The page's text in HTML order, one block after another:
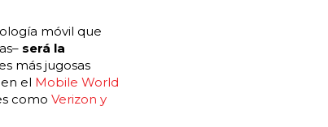
móvil que
será la
más jugosas
el Mobile World
como Verizon y